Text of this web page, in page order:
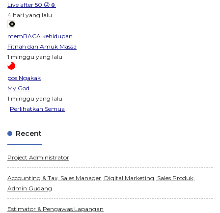
Live after 50 😜☺️
4 hari yang lalu
memBACA kehidupan
Fitnah dan Amuk Massa
1 minggu yang lalu
pos Ngakak
My God
1 minggu yang lalu
Perlihatkan Semua
Recent
Project Administrator
Accounting & Tax, Sales Manager, Digital Marketing, Sales Produk,
Admin Gudang
Estimator & Pengawas Lapangan